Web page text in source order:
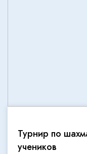
Турнир по
учеников